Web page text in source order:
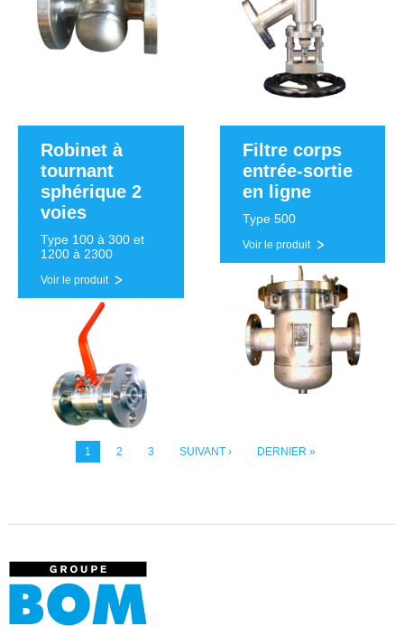
Robinet à
tournant
sphérique 2
voies
Type 100 à 300 et
1200 à 2300
Voir le produit
Filtre corps
entrée-sortie
en ligne
Type 500
Voir le produit
1 2 3 SUIVANT › DERNIER »